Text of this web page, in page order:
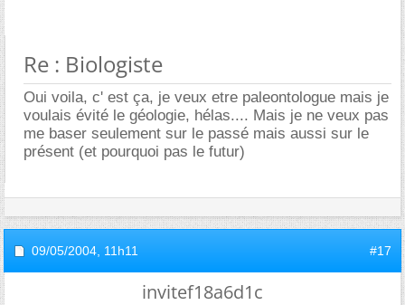
Re : Biologiste
Oui voila, c' est ça, je veux etre paleontologue mais je
voulais évité le géologie, hélas.... Mais je ne veux pas
me baser seulement sur le passé mais aussi sur le
présent (et pourquoi pas le futur)
09/05/2004, 11h11 #17
invitef18a6d1c